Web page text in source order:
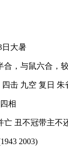
日大暑
，与鼠六合，
击 九空 复日 朱
相
亡 丑不冠带主不
2003)